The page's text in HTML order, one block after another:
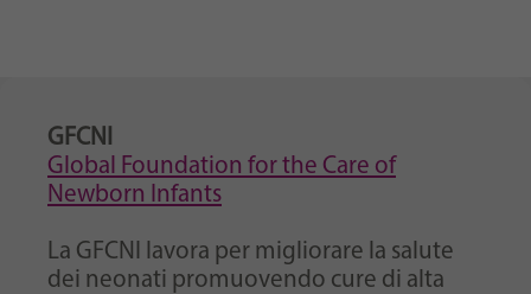
GFCNI
Global Foundation for the Care of
Newborn Infants
La GFCNI lavora per migliorare la salute
dei neonati promuovendo cure di alta